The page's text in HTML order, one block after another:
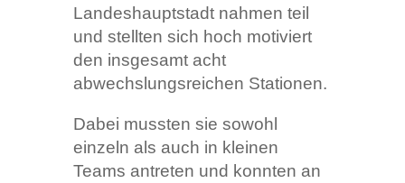
Landeshauptstadt nahmen teil
und stellten sich hoch motiviert
den insgesamt acht
abwechslungsreichen Stationen.
Dabei mussten sie sowohl
einzeln als auch in kleinen
Teams antreten und konnten an